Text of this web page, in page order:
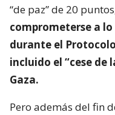
“de paz” de 20
comprometerse a
durante el
incluido el “cese de
Gaza.
Pero además del fin